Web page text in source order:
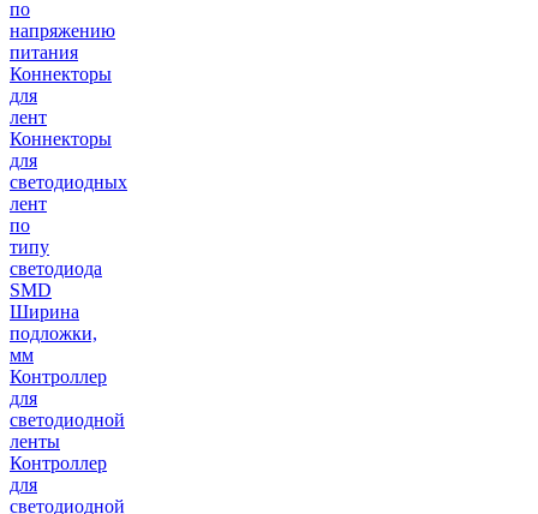
по
напряжению
питания
Коннекторы
для
лент
Коннекторы
для
светодиодных
лент
по
типу
светодиода
SMD
Ширина
подложки,
мм
Контроллер
для
светодиодной
ленты
Контроллер
для
светодиодной